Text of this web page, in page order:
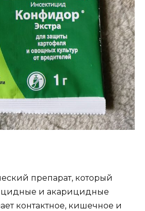
препарат, который
и акарицидные
контактное, кишечное и